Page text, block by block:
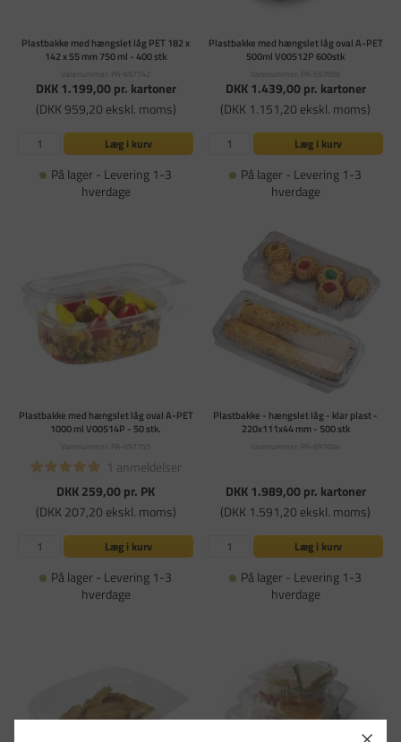
Plastbakke med hængslet låg PET 182 x
142 x 55 mm 750 ml - 400 stk
Varenummer: PA-697742
DKK 1.199,00pr. kartoner
(DKK 959,20 ekskl. moms)
Læg i kurv
På lager - Levering 1-3
hverdage
Plastbakke med hængslet låg oval A-PET
500ml V00512P 600stk
Varenummer: PA-697899
DKK 1.439,00pr. kartoner
(DKK 1.151,20 ekskl. moms)
Læg i kurv
På lager - Levering 1-3
hverdage
Plastbakke med hængslet låg oval A-PET
1000 ml V00514P - 50 stk.
Varenummer: PA-697755
1 anmeldelser
DKK 259,00pr. PK
(DKK 207,20 ekskl. moms)
Læg i kurv
På lager - Levering 1-3
hverdage
Plastbakke - hængslet låg - klar plast -
220x111x44 mm - 500 stk
Varenummer: PA-697694
DKK 1.989,00pr. kartoner
(DKK 1.591,20 ekskl. moms)
Læg i kurv
På lager - Levering 1-3
hverdage